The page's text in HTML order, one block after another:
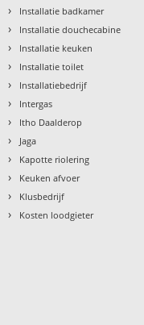
› Installatie badkamer
› Installatie douchecabine
› Installatie keuken
› Installatie toilet
› Installatiebedrijf
› Intergas
› Itho Daalderop
› Jaga
› Kapotte riolering
› Keuken afvoer
› Klusbedrijf
› Kosten loodgieter